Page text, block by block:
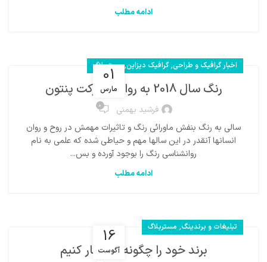
ادامه مطلب
01
مارس
اخبار گرافیک و طراحی,گرافیک دیزاین,مستربلاگ
رنگ سال 2018 به روایت شرکت پنتون
فرشید بهمنی 0
سالی به رنگ بنفش ماورائی رنگ و تاثیرات مهمش در روح و روان
انسانها آنقدر در این سالها مهم و حیاطی شده که علمی به نام
روانشناسی رنگ را بوجود آورده و بس...
ادامه مطلب
16
آگوست
تبلیغات و برندینگ, مستربلاگ
برند خود را چگونه ماندگار کنیم